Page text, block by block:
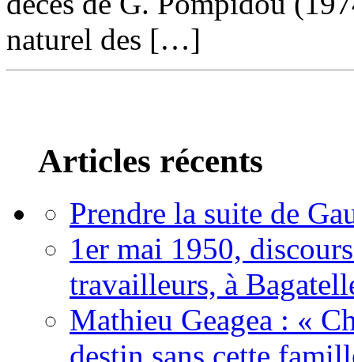
naturel des […]
Articles récents
Prendre la suite de
1er mai 1950,
travailleurs, à
Mathieu Geagea : «